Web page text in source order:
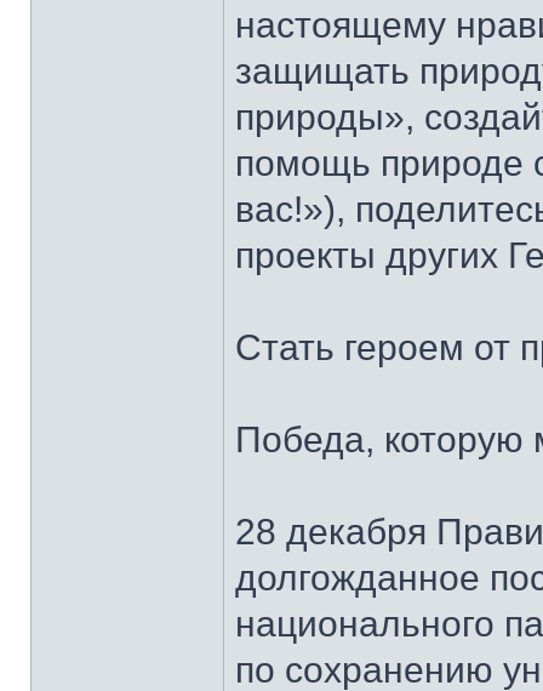
настоящему
защищать
природы»,
помощь природе
вас!»),
проекты других
Стать героем от
Победа,
28 декабря
долгожданное
национального
по сохранению